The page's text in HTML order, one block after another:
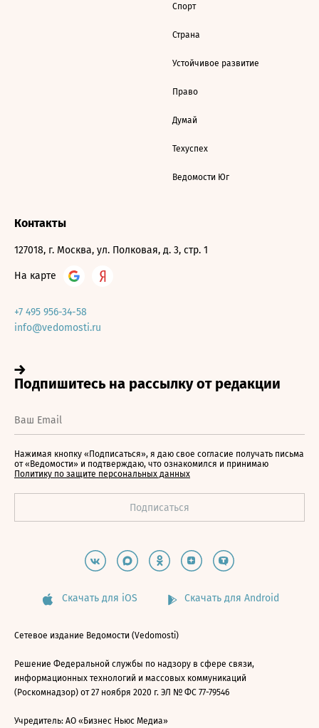
Спорт
Страна
Устойчивое развитие
Право
Думай
Техуспех
Ведомости Юг
Контакты
127018, г. Москва, ул. Полковая, д. 3, стр. 1
На карте
+7 495 956-34-58
info@vedomosti.ru
Нажимая кнопку «Подписаться», я даю свое согласие получать письма
от «Ведомости» и подтверждаю, что ознакомился и принимаю
Политику по защите персональных данных
Скачать для iOS Скачать для Android
Сетевое издание Ведомости (Vedomosti)
Решение Федеральной службы по надзору в сфере связи,
информационных технологий и массовых коммуникаций
(Роскомнадзор) от 27 ноября 2020 г. ЭЛ № ФС 77-79546
Учредитель: АО «Бизнес Ньюс Медиа»